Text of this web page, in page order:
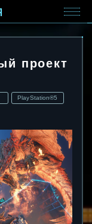
проект
PlayStation®5